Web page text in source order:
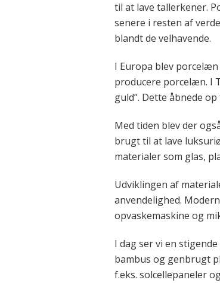
til at lave tallerkener.
senere i resten af
blandt de velhavende.
I Europa blev
producere porcelæn. I
guld”. Dette åbnede
Med tiden blev der
brugt til at lave
materialer som glas,
Udviklingen af
anvendelighed.
opvaskemaskine og
I dag ser vi en
bambus og genbrugt
f.eks. solcellepaneler